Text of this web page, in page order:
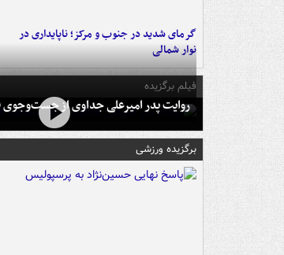
گرمای شدید در جنوب و مرکز؛ ناپایداری در
نوار شمالی
فیلم برگزیده
روایت پدر امیرعلی جداوی از جست‌وجوی
برگزیده ورزشی